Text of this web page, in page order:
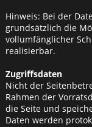
Hinweis: Bei der
grundsätzlich die
vollumfänglicher
realisierbar.
Zugriffsdaten
Nicht der
Rahmen der
die Seite und
Daten werden